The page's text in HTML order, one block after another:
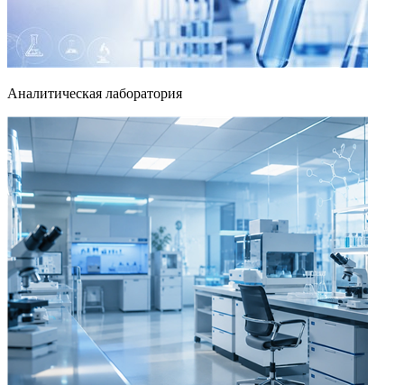
Аналитическая лаборатория